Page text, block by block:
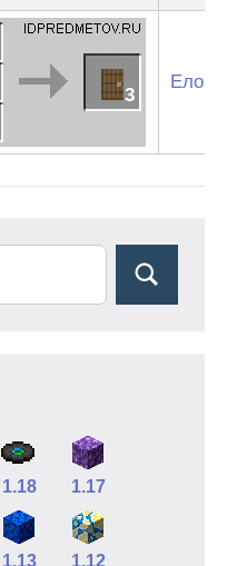
3
1.18 1.17
1.13 1.12